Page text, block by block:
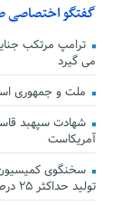
گفتگو اختصاصی
ترامپ مرتکب
می گیرد
ملت و جمهوری
شهادت سپهبد
آمریکاست
سخنگوی
تولید حداکثر ۲۵ درصد اجرایی شده است